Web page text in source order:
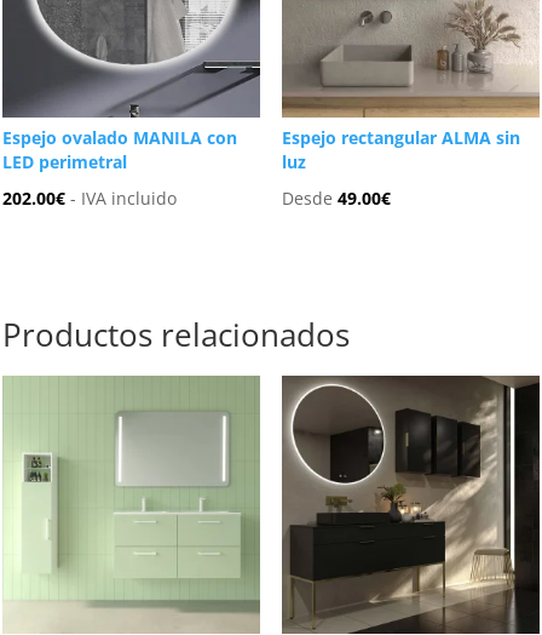
Espejo ovalado MANILA con
LED perimetral
202.00€ - IVA incluido
Espejo rectangular ALMA sin
luz
Desde 49.00€
Productos relacionados